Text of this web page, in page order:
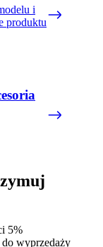
i
produktu
5%
wyprzedaży